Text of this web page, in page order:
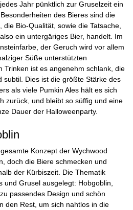
Jahr pünktlich zur Gruselzeit ein
des Bieres sind die
Bio-Qualität, sowie die Tatsache,
ein untergäriges Bier, handelt. Im
der Geruch wird vor allem
Süße unterstützten
Trinken ist es angenehm schlank, die
subtil. Dies ist die größte Stärke des
als viele Pumkin Ales hält es sich
zurück, und bleibt so süffig und eine
Dauer der Halloweenparty.
Konzept der Wychwood
doch die Biere schmecken und
der Kürbiszeit. Die Thematik
und Grusel ausgelegt: Hobgoblin,
passendes Design und schön
den Rest, um sich nahtlos in die